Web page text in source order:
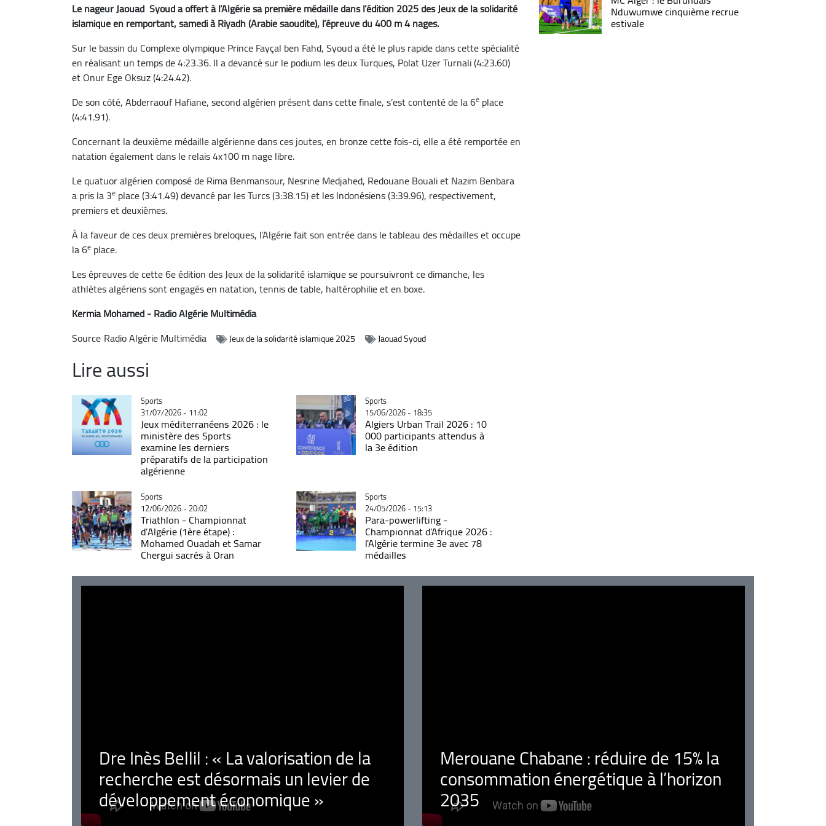
Le nageur Jaouad Syoud a offert à l’Algérie sa première médaille dans l’édition 2025 des Jeux de la solidarité
islamique en remportant, samedi à Riyadh (Arabie saoudite), l’épreuve du 400 m 4 nages.
Sur le bassin du Complexe olympique Prince Fayçal ben Fahd, Syoud a été le plus rapide dans cette spécialité
en réalisant un temps de 4:23.36. Il a devancé sur le podium les deux Turques, Polat Uzer Turnali (4:23.60)
et Onur Ege Oksuz (4:24.42).
De son côté, Abderraouf Hafiane, second algérien présent dans cette finale, s’est contenté de la 6e place
(4:41.91).
Concernant la deuxième médaille algérienne dans ces joutes, en bronze cette fois-ci, elle a été remportée en
natation également dans le relais 4x100 m nage libre.
Le quatuor algérien composé de Rima Benmansour, Nesrine Medjahed, Redouane Bouali et Nazim Benbara
a pris la 3e place (3:41.49) devancé par les Turcs (3:38.15) et les Indonésiens (3:39.96), respectivement,
premiers et deuxièmes.
À la faveur de ces deux premières breloques, l’Algérie fait son entrée dans le tableau des médailles et occupe
la 6e place.
Les épreuves de cette 6e édition des Jeux de la solidarité islamique se poursuivront ce dimanche, les
athlètes algériens sont engagés en natation, tennis de table, haltérophilie et en boxe.
Kermia Mohamed - Radio Algérie Multimédia
Source Radio Algérie Multimédia Jeux de la solidarité islamique 2025 Jaouad Syoud
Lire aussi
Catégorie
Sports
31/07/2026 - 11:02
Jeux méditerranéens 2026 : le
ministère des Sports
examine les derniers
préparatifs de la participation
algérienne
Catégorie
Sports
15/06/2026 - 18:35
Algiers Urban Trail 2026 : 10
000 participants attendus à
la 3e édition
Catégorie
Sports
12/06/2026 - 20:02
Triathlon - Championnat
d’Algérie (1ère étape) :
Mohamed Ouadah et Samar
Chergui sacrés à Oran
Catégorie
Sports
24/05/2026 - 15:13
Para-powerlifting -
Championnat d'Afrique 2026 :
l'Algérie termine 3e avec 78
médailles
Nduwumwe cinquième recrue
estivale
Dre Inès Bellil : « La valorisation de la
recherche est désormais un levier de
développement économique »
Merouane Chabane : réduire de 15% la
consommation énergétique à l’horizon
2035